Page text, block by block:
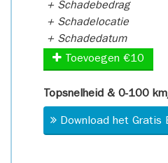
+ Schadebedrag
+ Schadelocatie
+ Schadedatum
Toevoegen €10
Topsnelheid & 0-100
Download het Gratis